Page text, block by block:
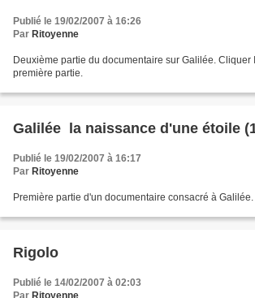
Publié le 19/02/2007 à 16:26
Par Ritoyenne
Deuxième partie du documentaire sur Galilée. Cliquer
première partie.
Galilée  la naissance d'une étoile
Publié le 19/02/2007 à 16:17
Par Ritoyenne
Première partie d'un documentaire consacré à
Rigolo
Publié le 14/02/2007 à 02:03
Par Ritoyenne